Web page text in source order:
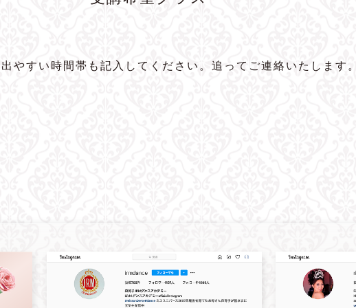
やすい時間帯も記入してください。追ってご連絡いたします。